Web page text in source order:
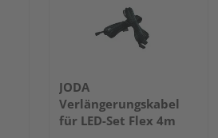
JODA
Verlängerungskabel
für LED-Set Flex 4m